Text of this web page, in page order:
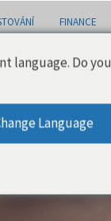
FINANCE
language. Do you
Language